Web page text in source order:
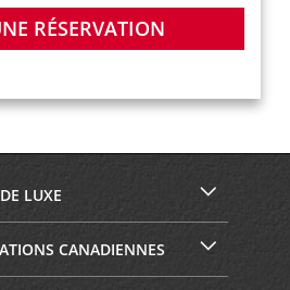
RÉSERVATION
LUXE
CANADIENNES